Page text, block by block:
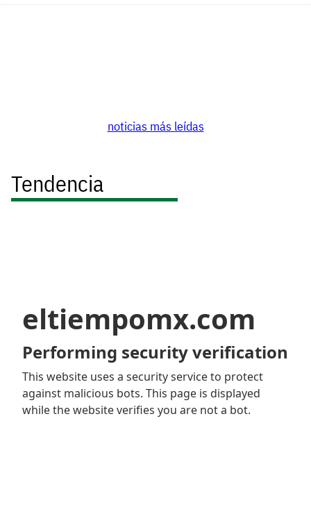
noticias más leídas
Tendencia